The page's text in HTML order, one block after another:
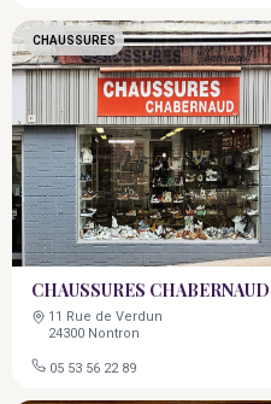
CHAUSSURES CHABERNAUD
11 Rue de Verdun
24300 Nontron
05 53 56 22 89
CHAUSSURES